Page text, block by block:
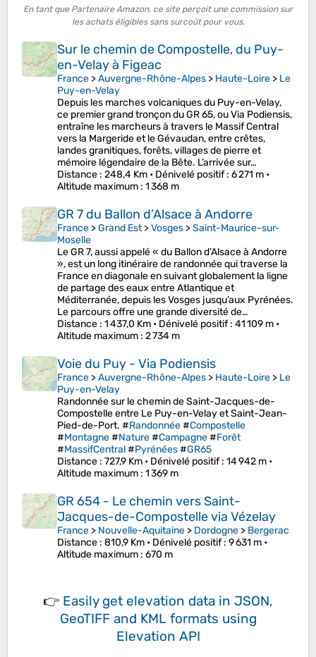
En tant que Partenaire Amazon, ce site perçoit une commission sur
les achats éligibles sans surcoût pour vous.
Sur le chemin de Compostelle, du Puy-
en-Velay à Figeac
France >Auvergne-Rhône-Alpes > Haute-Loire > Le
Puy-en-Velay
Depuis les marches volcaniques du Puy-en-Velay,
ce premier grand tronçon du GR 65, ou Via Podiensis,
entraîne les marcheurs à travers le Massif Central
vers la Margeride et le Gévaudan, entre crêtes,
landes granitiques, forêts, villages de pierre et
mémoire légendaire de la Bête. L’arrivée sur…
Distance : 248,4 Km • Dénivelé positif: 6 271 m •
Altitude maximum : 1 368 m
GR 7 du Ballon d’Alsace à Andorre
France >Grand Est>Vosges >Saint-Maurice-sur-
Moselle
Le GR 7, aussi appelé « du Ballon d’Alsace à Andorre
», est un long itinéraire de randonnée qui traverse la
France en diagonale en suivant globalement la ligne
de partage des eaux entre Atlantique et
Méditerranée, depuis les Vosges jusqu’aux Pyrénées.
Le parcours offre une grande diversité de…
Distance : 1 437,0 Km • Dénivelé positif: 41 109 m •
Altitude maximum : 2 734 m
Voie du Puy - Via Podiensis
France >Auvergne-Rhône-Alpes > Haute-Loire > Le
Puy-en-Velay
Randonnée sur le chemin de Saint-Jacques-de-
Compostelle entre Le Puy-en-Velay et Saint-Jean-
Pied-de-Port. #Randonnée#Compostelle
#Montagne#Nature#Campagne#Forêt
#MassifCentral#Pyrénées#GR65
Distance : 727,9 Km • Dénivelé positif: 14 942 m •
Altitude maximum : 1 369 m
GR 654 - Le chemin vers Saint-
Jacques-de-Compostelle via Vézelay
France > Nouvelle-Aquitaine > Dordogne > Bergerac
Distance : 810,9 Km • Dénivelé positif: 9 631 m •
Altitude maximum : 670 m
👉 Easily get elevation data in JSON,
GeoTIFF and KML formats using
Elevation API